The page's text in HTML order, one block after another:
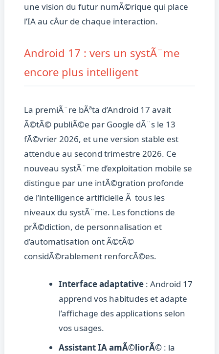
une vision du futur numÃ©rique qui place
l’IA au cÅur de chaque interaction.
Android 17 : vers un systÃ¨me
encore plus intelligent
La premiÃ¨re bÃªta d’Android 17 avait
Ã©tÃ© publiÃ©e par Google dÃ¨s le 13
fÃ©vrier 2026, et une version stable est
attendue au second trimestre 2026. Ce
nouveau systÃ¨me d’exploitation mobile se
distingue par une intÃ©gration profonde
de l’intelligence artificielle Ã tous les
niveaux du systÃ¨me. Les fonctions de
prÃ©diction, de personnalisation et
d’automatisation ont Ã©tÃ©
considÃ©rablement renforcÃ©es.
Interface adaptative: Android 17
apprend vos habitudes et adapte
l’affichage des applications selon
vos usages.
Assistant IA amÃ©liorÃ©: la